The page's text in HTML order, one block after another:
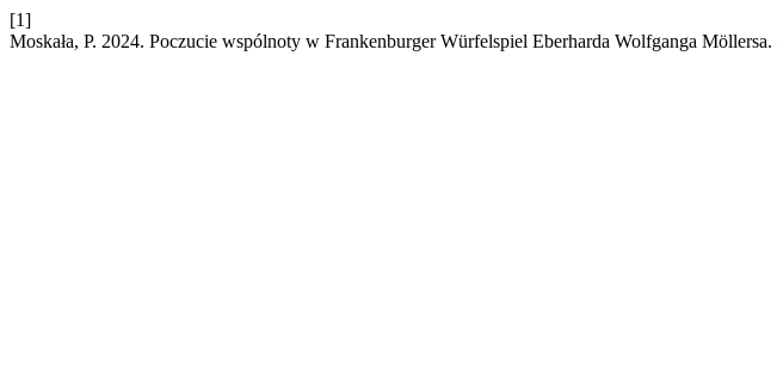
[1]
Moskała, P. 2024. Poczucie wspólnoty w Frankenburger Würfelspiel Eberharda Wolfganga Möllersa.